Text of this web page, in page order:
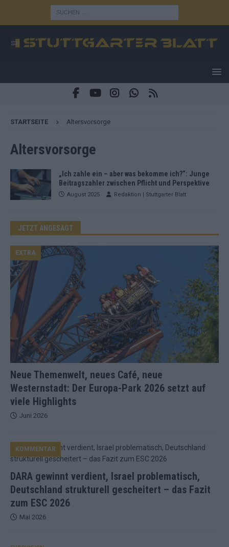
STARTSEITE Altersvorsorge
Altersvorsorge
„Ich zahle ein – aber was bekomme ich?“: Junge
Beitragszahler zwischen Pflicht und Perspektive
August 2025 Redaktion | Stuttgarter Blatt
JETZT ANGESAGT
Neue Themenwelt, neues Café, neue
Westernstadt: Der Europa-Park 2026 setzt auf
viele Highlights
EXTRA
Juni 2026
DARA gewinnt verdient, Israel problematisch,
Deutschland strukturell gescheitert – das Fazit
zum ESC 2026
KOMMENTAR
Mai 2026